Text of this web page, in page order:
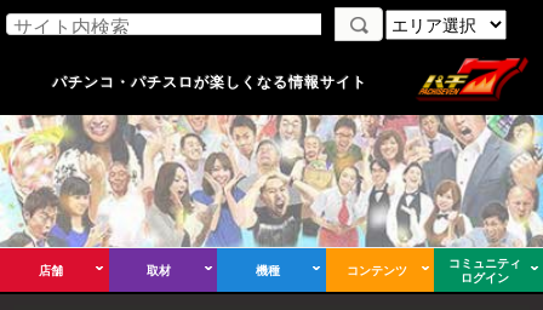
パチンコ・パチスロが楽しくなる情報サイト
店舗 取材 機種 コンテンツ
コミュニティ
ログイン